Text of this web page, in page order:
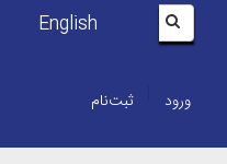
English
ورود | ثبت‌نام